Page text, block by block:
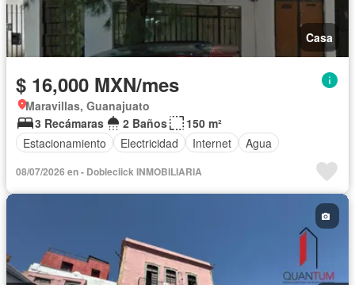
Casa
$ 16,000 MXN/mes
Maravillas, Guanajuato
3 Recámaras
2 Baños
150 m²
Estacionamiento
Electricidad Internet Agua
08/07/2026 en - Dobleclick INMOBILIARIA